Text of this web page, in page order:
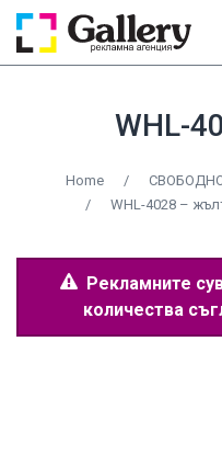
WHL-
Home /
/
WHL-4028 –
Рекламните
количества